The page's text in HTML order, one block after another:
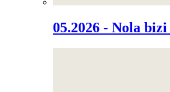
05.2026 - Nola